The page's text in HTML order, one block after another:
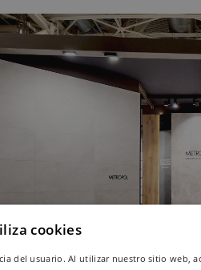
cookies
del usuario. Al utilizar nuestro sitio web,